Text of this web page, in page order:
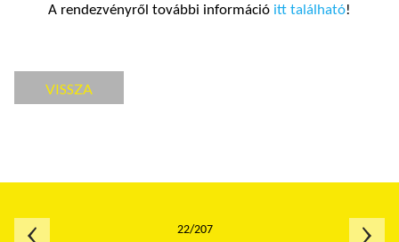
A rendezvényről további információ itt található!
VISSZA
22/207